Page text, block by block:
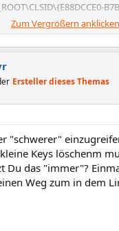
Zum Vergrößern
Ersteller dieses Themas
"schwerer"
Keys löschenm
Du das "immer"?
Weg zum in dem